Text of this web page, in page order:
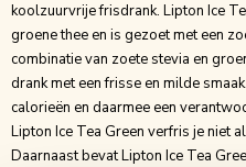
koolzuurvrije frisdrank. Lipton Ice
groene thee en is gezoet met een
combinatie van zoete stevia en
drank met een frisse en milde
calorieën en daarmee een
Lipton Ice Tea Green verfris je niet
Daarnaast bevat Lipton Ice Tea